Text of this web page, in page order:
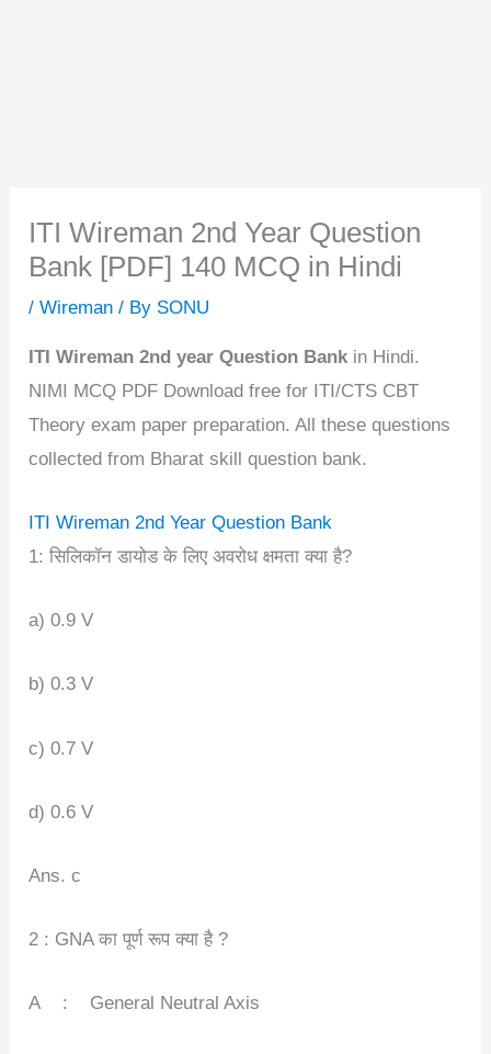
ITI Wireman 2nd Year Question
Bank [PDF] 140 MCQ in Hindi
/Wireman / By SONU
ITI Wireman 2nd year Question Bank in Hindi.
NIMI MCQ PDF Download free for ITI/CTS CBT
Theory exam paper preparation. All these questions
collected from Bharat skill question bank.
ITI Wireman 2nd Year Question Bank
1: सिलिकॉन डायोड के लिए अवरोध क्षमता क्या है?
a) 0.9 V
b) 0.3 V
c) 0.7 V
d) 0.6 V
Ans. c
2 : GNA का पूर्ण रूप क्या है ?
A : General Neutral Axis